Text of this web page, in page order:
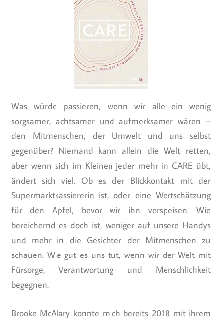
Was würde passieren, wenn wir alle ein wenig
sorgsamer, achtsamer und aufmerksamer wären –
den Mitmenschen, der Umwelt und uns selbst
gegenüber? Niemand kann allein die Welt retten,
aber wenn sich im Kleinen jeder mehr in CARE übt,
ändert sich viel. Ob es der Blickkontakt mit der
Supermarktkassiererin ist, oder eine Wertschätzung
für den Apfel, bevor wir ihn verspeisen. Wie
bereichernd es doch ist, weniger auf unsere Handys
und mehr in die Gesichter der Mitmenschen zu
schauen. Wie gut es uns tut, wenn wir der Welt mit
Fürsorge, Verantwortung und Menschlichkeit
begegnen.
Brooke McAlary konnte mich bereits 2018 mit ihrem